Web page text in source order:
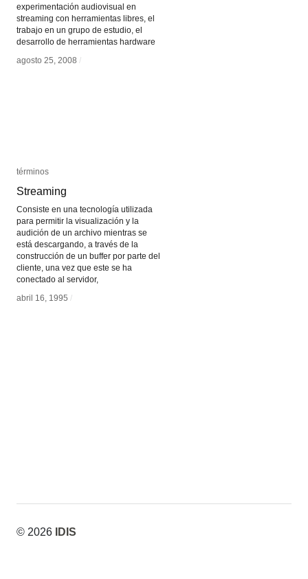
experimentación audiovisual en
streaming con herramientas libres, el
trabajo en un grupo de estudio, el
desarrollo de herramientas hardware
agosto 25, 2008 /
agosto 25, 2008 /
términos
Streaming
Consiste en una tecnología utilizada
para permitir la visualización y la
audición de un archivo mientras se
está descargando, a través de la
construcción de un buffer por parte del
cliente, una vez que este se ha
conectado al servidor,
abril 16, 1995 /
términos
Streaming
abril 16, 1995 /
© 2026 IDIS